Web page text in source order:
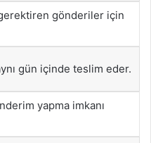
gönderiler için
gün içinde teslim eder.
yapma imkanı